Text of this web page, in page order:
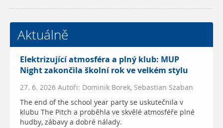
Aktuálně
Elektrizující atmosféra a plný klub: MUP
Night zakončila školní rok ve velkém stylu
27. 6. 2026 Autoři: Dominik Borek, Sebastian Szaban
The end of the school year party se uskutečnila v
klubu The Pitch a proběhla ve skvělé atmosféře plné
hudby, zábavy a dobré nálady.